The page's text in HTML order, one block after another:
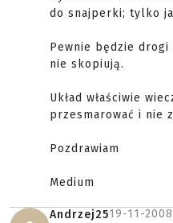
do snajperki; tylko
Pewnie będzie
nie skopiują.
Układ właściwie
przesmarować i nie
Pozdrawiam
Medium
Andrzej2519-11-